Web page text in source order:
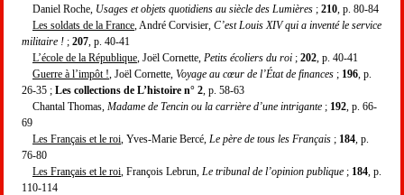
Daniel Roche, Usages et objets quotidiens au siècle des Lumières ; 210 , p. 80-84
Les soldats de la France , André Corvisier, C’est Louis XIV qui a inventé le service
militaire ! ; 207 , p. 40-41
L’école de la République , Joël Cornette, Petits écoliers du roi ; 202 , p. 40-41
Guerre à l’impôt ! , Joël Cornette, Voyage au cœur de l’État de finances ; 196 , p.
26-35 ; Les collections de L’histoire n° 2 , p. 58-63
Chantal Thomas, Madame de Tencin ou la carrière d’une intrigante ; 192 , p. 66-
69
Les Français et le roi , Yves-Marie Bercé, Le père de tous les Français ; 184 , p.
76-80
Les Français et le roi , François Lebrun, Le tribunal de l’opinion publique ; 184 , p.
110-114